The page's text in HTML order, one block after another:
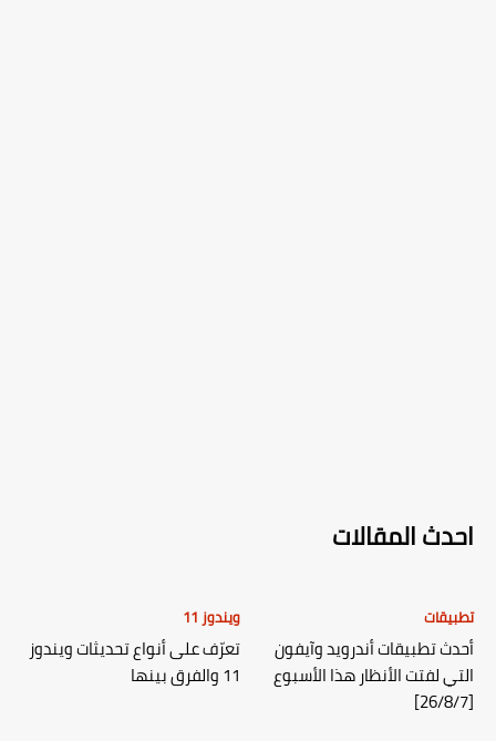
احدث المقالات
تطبيقات
أحدث تطبيقات أندرويد وآيفون
التي لفتت الأنظار هذا الأسبوع
[26/8/7]
ويندوز 11
تعرّف على أنواع تحديثات ويندوز
11 والفرق بينها